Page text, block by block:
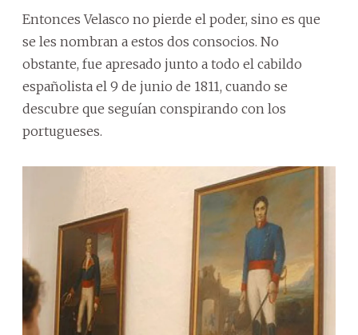
Entonces Velasco no pierde el poder, sino es que
se les nombran a estos dos consocios. No
obstante, fue apresado junto a todo el cabildo
españolista el 9 de junio de 1811, cuando se
descubre que seguían conspirando con los
portugueses.